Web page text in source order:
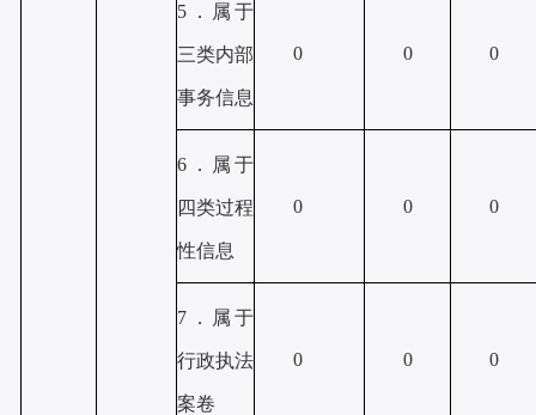
5．属于
三类内部
事务信息
0 0 0
6．属于
四类过程
性信息
0 0 0
7．属于
行政执法
案卷
0 0 0